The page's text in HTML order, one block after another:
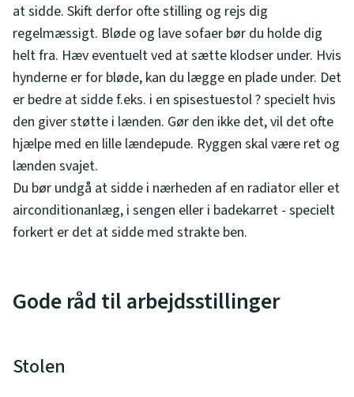
at sidde. Skift derfor ofte stilling og rejs dig
regelmæssigt. Bløde og lave sofaer bør du holde dig
helt fra. Hæv eventuelt ved at sætte klodser under. Hvis
hynderne er for bløde, kan du lægge en plade under. Det
er bedre at sidde f.eks. i en spisestuestol ? specielt hvis
den giver støtte i lænden. Gør den ikke det, vil det ofte
hjælpe med en lille lændepude. Ryggen skal være ret og
lænden svajet.
Du bør undgå at sidde i nærheden af en radiator eller et
airconditionanlæg, i sengen eller i badekarret - specielt
forkert er det at sidde med strakte ben.
Gode råd til arbejdsstillinger
Stolen